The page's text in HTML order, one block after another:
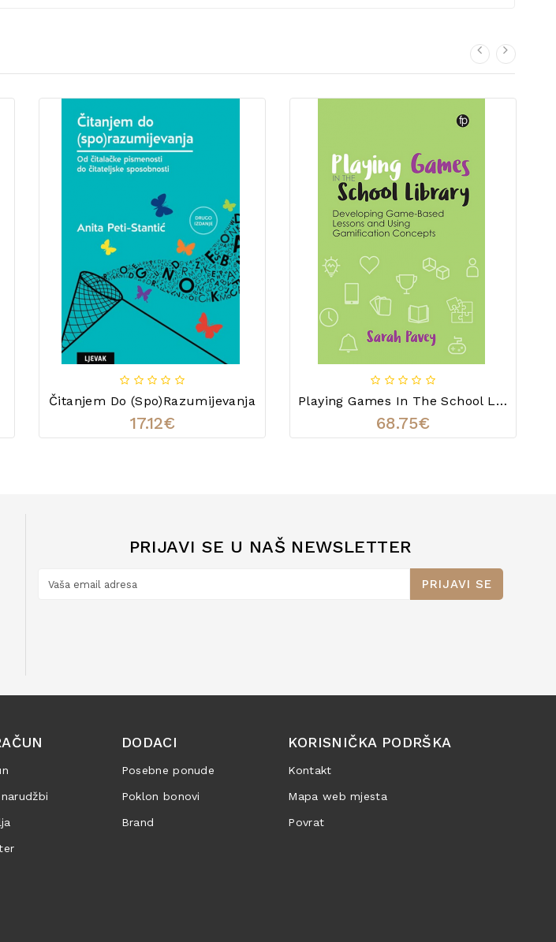
Čitanjem Do (spo)razumijevanja
17.12€
Playing Games In The School Library
68.75€
PRIJAVI SE U NAŠ NEWSLETTER
PRIJAVI SE
DODACI
Posebne ponude
Poklon bonovi
Brand
KORISNIČKA PODRŠKA
Kontakt
Mapa web mjesta
Povrat